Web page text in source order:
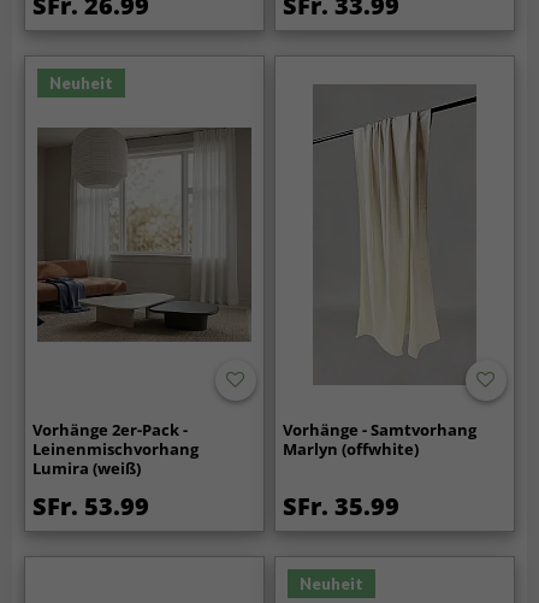
Neuheit
Vorhänge 2er-Pack -
Leinenmischvorhang
Lumira (weiß)
SFr. 53.99
Vorhänge - Samtvorhang
Marlyn (offwhite)
SFr. 35.99
Neuheit